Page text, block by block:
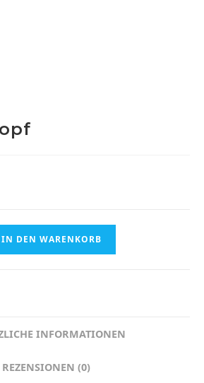
IN DEN WARENKORB
INFORMATIONEN
REZENSIONEN (0)